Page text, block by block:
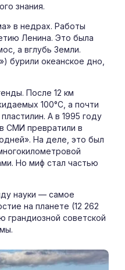
знания.
в недрах. Работы
Ленина. Это была
а вглубь Земли.
бурили океанское дно,
После 12 км
100°C, а почти
А в 1995 году
СМИ превратили в
На деле, это был
Но миф стал частью
науки — самое
на планете (12 262
грандиозной советской